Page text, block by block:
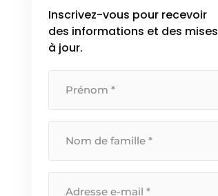
Inscrivez-vous pour recevoir
des informations et des mises
à jour.